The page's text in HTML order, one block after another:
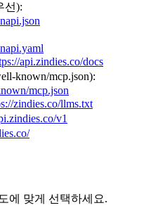
선):
api.zindies.co/docs
known/mcp.json):
mcp.json
zindies.co/llms.txt
v1
에 맞게 선택하세요.